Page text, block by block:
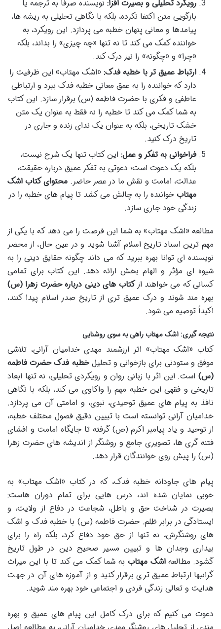
رویکرد تحلیلی و بصیرت افزا: نویسنده صرفاً به ترجمه یا
بازگویی متن اکتفا نکرده، بلکه با نگاهی تحلیلی به ریشه ها،
پیامدها و معانی پنهان خطبه می پردازد. این رویکرد، به
خواننده کمک می کند تا نه تنها «چه چیزی» را بداند، بلکه
«چرا» و «چگونه» را نیز درک کند.
ارتباط عمیق تر با خطبه فدک: «اشک مهتاب» این ظرفیت را
دارد که خواننده را به عمق معانی خطبه فدک ببرد و ارتباطی
عاطفی و فکری با حضرت فاطمه (س) برقرار سازد. این کتاب
به شما کمک می کند تا خطبه را نه فقط به عنوان یک متن
خشک تاریخی، بلکه به عنوان یک ندای زنده و جاری در
تاریخ درک کنید.
فراخوانی به تفکر و عمل: این کتاب تنها یک شرح نیست،
بلکه یک دعوت است؛ دعوتی به تفکر عمیق درباره حقیقت،
عدالت، امامت و نقش ما در عصر حاضر. محتوای کتاب اشک
مهتاب خواننده را به چالش می کشد تا پیام های خطبه را در
زندگی خود جاری سازد.
مطالعه «اشک مهتاب» به شما این فرصت را می دهد که با یکی از
مهم ترین اسناد تاریخ اسلام آشنا شوید و در عین حال، از محضر
نویسنده ای توانا بهره ببرید که می داند چگونه حقایق دینی را به
شیوه ای مؤثر و الهام بخش ارائه دهد. این کتاب برای تمامی
کسانی که می خواهند ازکتاب های دینی درباره حضرت زهرا (س)
بهره مند شوند و درک عمیق تری از تاریخ صدر اسلام پیدا کنند،
اکیداً توصیه می شود.
نتیجه گیری: اشک مهتاب راهی به سوی روشنایی
کتاب «اشک مهتاب» اثر ارزشمند مهدی خدامیان آرانی، تلاشی
موفق و ستودنی برای بازخوانی و تحلیلخطبه فدک حضرت فاطمه
(س) است. این اثر با زبانی روان و رویکردی تحلیلی، نه تنها ابعاد
تاریخی و فقهی این خطبه مهم را واکاوی می کند، بلکه با نگاهی
نافذ به پیام های عمیق توحیدی، نبوی، و امامتی آن می پردازد.
خدامیان آرانی توانسته است با تبیین دقیق فصول مختلف خطبه،
از توحید و یاد پیامبر اکرم (ص) گرفته تا جایگاه امامت و افشای
فتنه گری ها، تصویری جامع و روشنگر از اندیشه های حضرت زهرا
(س) را پیش روی خوانندگان قرار دهد.
پیام های جاودانه خطبه فدک، که در کتاب «اشک مهتاب» به
خوبی نمایان شده اند، درس هایی برای تمام دوران هاست:
بصیرت در شناخت حق و باطل، شجاعت در دفاع از ولایت، و
ایستادگی در برابر ظلم. حضرت فاطمه (س) با خطبه فدک و اشک
های روشنگرش، نه تنها از حق خود دفاع کرد، بلکه راه را برای
بیداری وجدان ها و تبیین مسیر صحیح دین در طول تاریخ
گشود. مطالعه اشک مهتاببه شما کمک می کند تا با این میراث
گرانبها ارتباط عمیق تری برقرار کنید و از آموزه های آن در جهت
هدایت و تعالی زندگی فردی و اجتماعی خود بهره مند شوید.
دعوت می کنیم که برای درک کامل این پیام های عمیق و بهره